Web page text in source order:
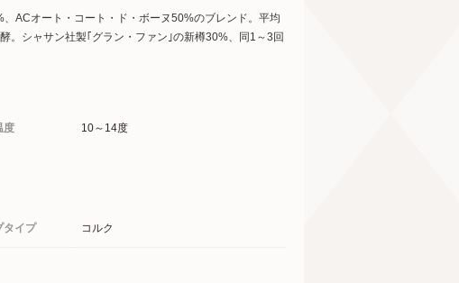
ACオート・コート・ド・ボーヌ50%のブレンド。平均
。シャサン社製｢グラン・ファン｣の新樽30%、同1～3回
度 10～14度
タイプ コルク